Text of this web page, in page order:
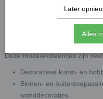
De bolvormig
Toepassingen
Deze mozaïeksteentjes zijn
Decoratieve kunst- en
Binnen- en
wanddecoraties.
Later
Alles